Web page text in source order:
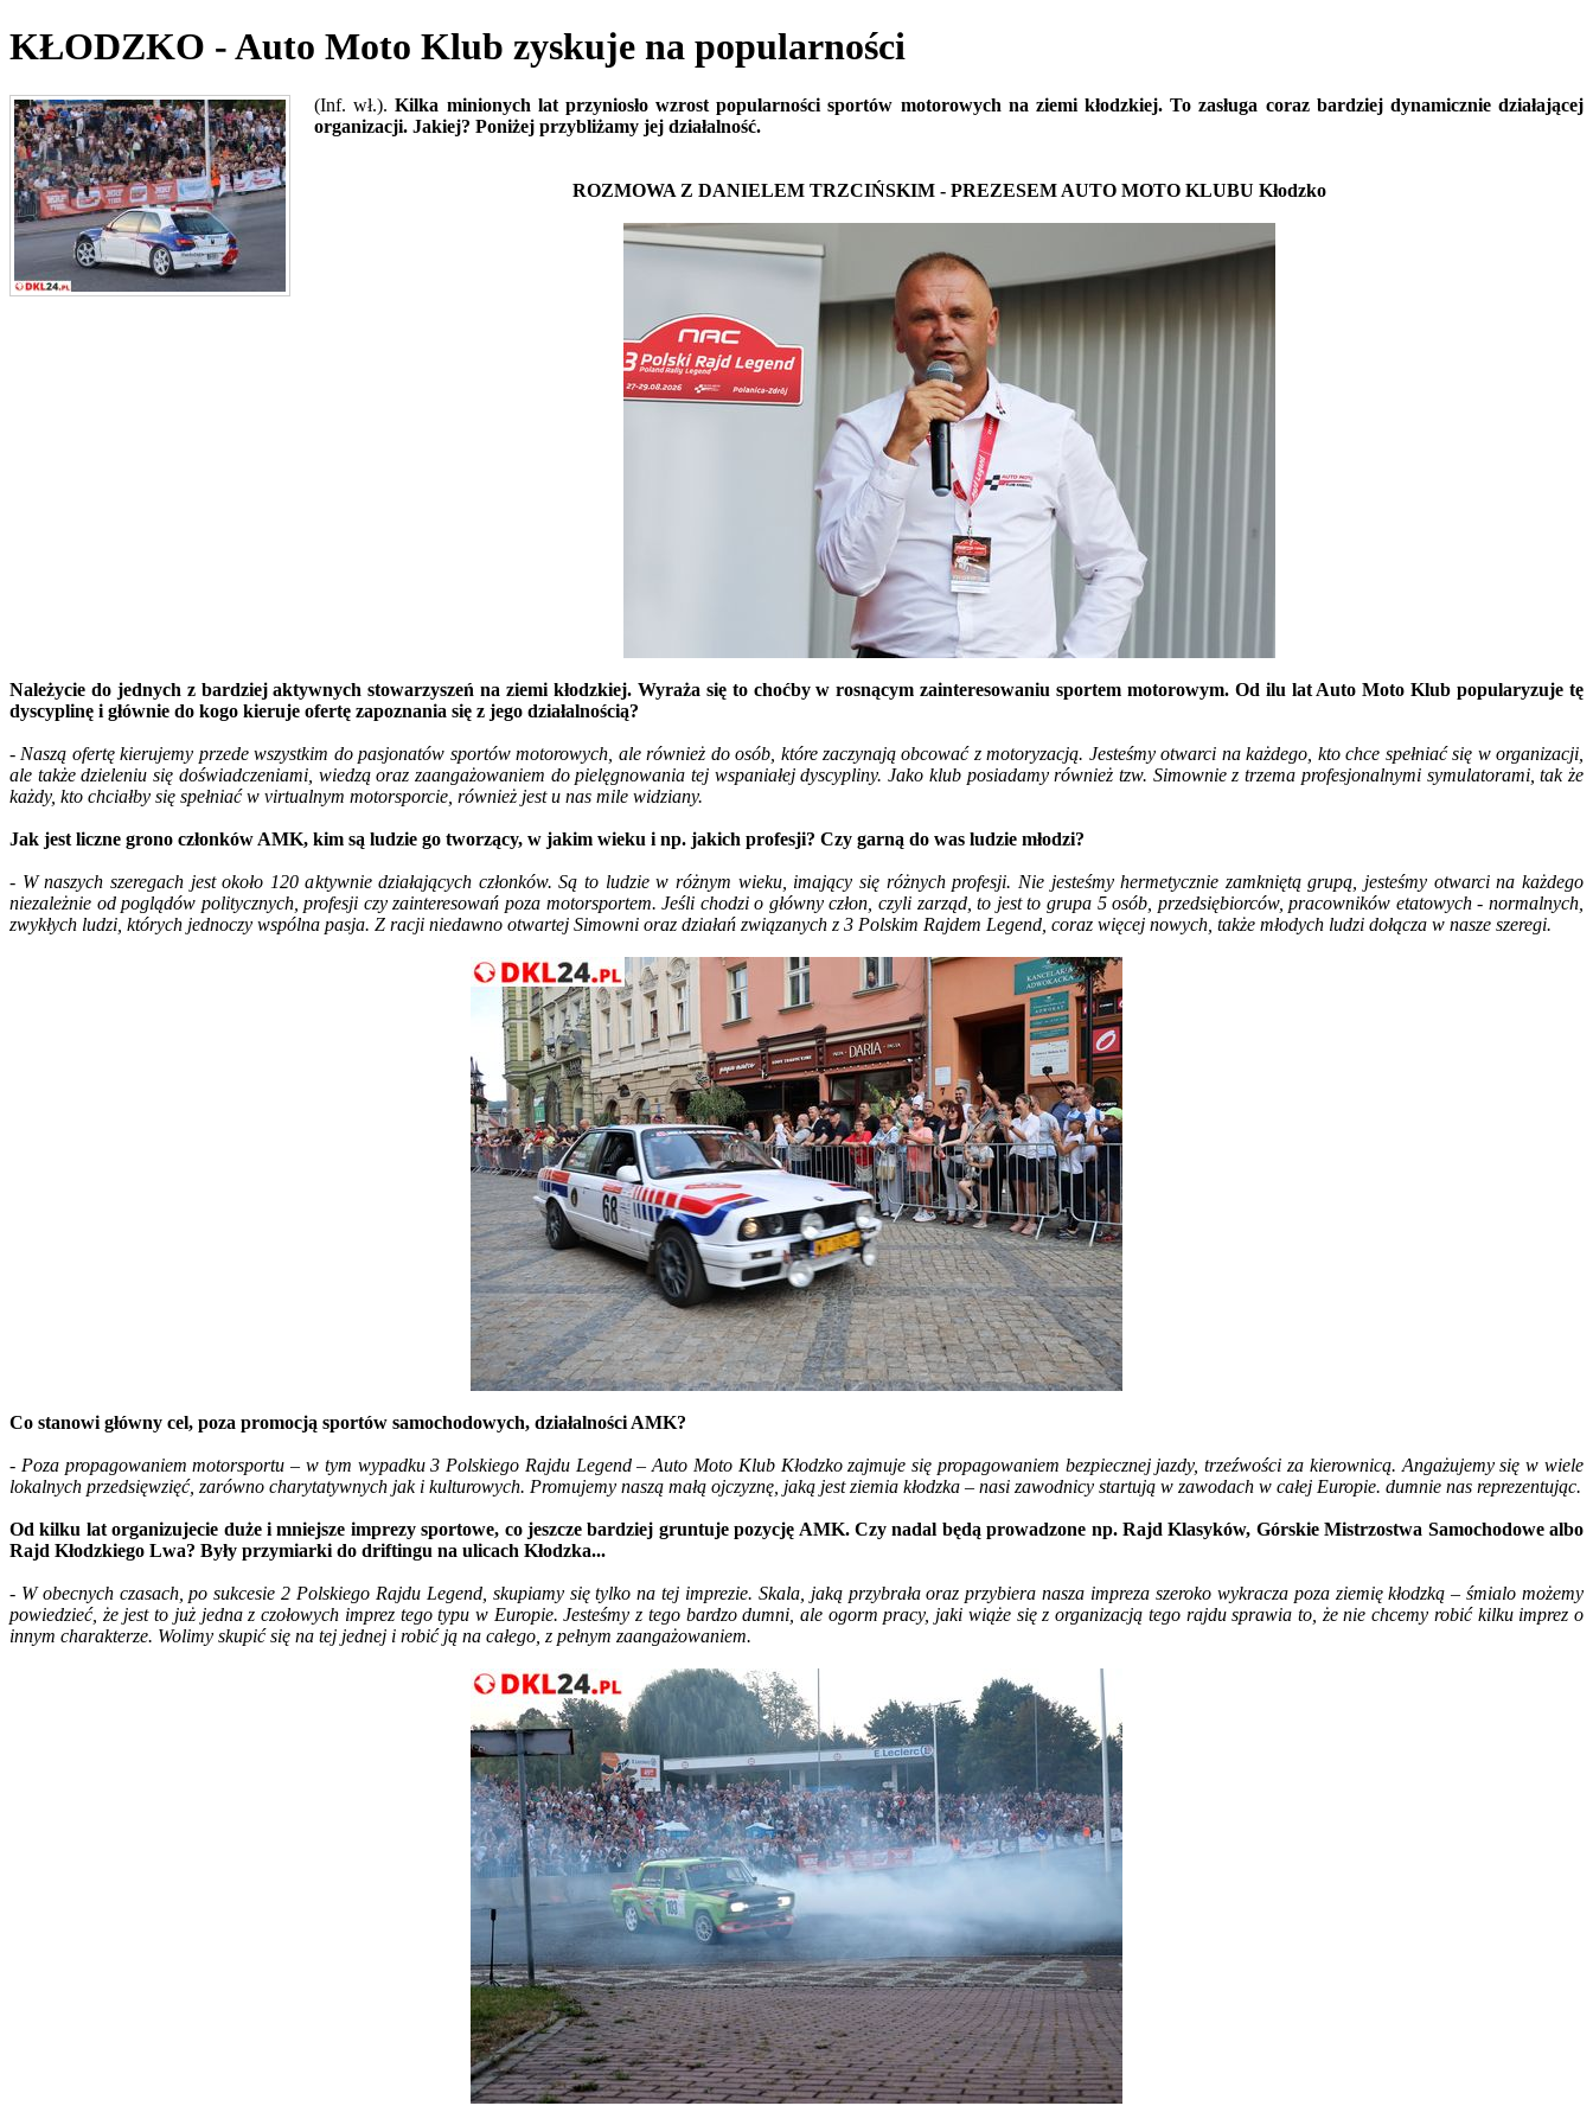
KŁODZKO - Auto Moto Klub zyskuje na popularności
(Inf. wł.). Kilka minionych lat przyniosło wzrost popularności sportów motorowych na ziemi kłodzkiej. To zasługa coraz bardziej dynamicznie działającej
organizacji. Jakiej? Poniżej przybliżamy jej działalność.
ROZMOWA Z DANIELEM TRZCIŃSKIM - PREZESEM AUTO MOTO KLUBU Kłodzko
Należycie do jednych z bardziej aktywnych stowarzyszeń na ziemi kłodzkiej. Wyraża się to choćby w rosnącym zainteresowaniu sportem motorowym. Od ilu lat Auto Moto Klub popularyzuje tę
dyscyplinę i głównie do kogo kieruje ofertę zapoznania się z jego działalnością?
- Naszą ofertę kierujemy przede wszystkim do pasjonatów sportów motorowych, ale również do osób, które zaczynają obcować z motoryzacją. Jesteśmy otwarci na każdego, kto chce spełniać się w organizacji,
ale także dzieleniu się doświadczeniami, wiedzą oraz zaangażowaniem do pielęgnowania tej wspaniałej dyscypliny. Jako klub posiadamy również tzw. Simownie z trzema profesjonalnymi symulatorami, tak że
każdy, kto chciałby się spełniać w virtualnym motorsporcie, również jest u nas mile widziany.
Jak jest liczne grono członków AMK, kim są ludzie go tworzący, w jakim wieku i np. jakich profesji? Czy garną do was ludzie młodzi?
- W naszych szeregach jest około 120 aktywnie działających członków. Są to ludzie w różnym wieku, imający się różnych profesji. Nie jesteśmy hermetycznie zamkniętą grupą, jesteśmy otwarci na każdego
niezależnie od poglądów politycznych, profesji czy zainteresowań poza motorsportem. Jeśli chodzi o główny człon, czyli zarząd, to jest to grupa 5 osób, przedsiębiorców, pracowników etatowych - normalnych,
zwykłych ludzi, których jednoczy wspólna pasja. Z racji niedawno otwartej Simowni oraz działań związanych z 3 Polskim Rajdem Legend, coraz więcej nowych, także młodych ludzi dołącza w nasze szeregi.
Co stanowi główny cel, poza promocją sportów samochodowych, działalności AMK?
- Poza propagowaniem motorsportu – w tym wypadku 3 Polskiego Rajdu Legend – Auto Moto Klub Kłodzko zajmuje się propagowaniem bezpiecznej jazdy, trzeźwości za kierownicą. Angażujemy się w wiele
lokalnych przedsięwzięć, zarówno charytatywnych jak i kulturowych. Promujemy naszą małą ojczyznę, jaką jest ziemia kłodzka – nasi zawodnicy startują w zawodach w całej Europie. dumnie nas reprezentując.
Od kilku lat organizujecie duże i mniejsze imprezy sportowe, co jeszcze bardziej gruntuje pozycję AMK. Czy nadal będą prowadzone np. Rajd Klasyków, Górskie Mistrzostwa Samochodowe albo
Rajd Kłodzkiego Lwa? Były przymiarki do driftingu na ulicach Kłodzka...
- W obecnych czasach, po sukcesie 2 Polskiego Rajdu Legend, skupiamy się tylko na tej imprezie. Skala, jaką przybrała oraz przybiera nasza impreza szeroko wykracza poza ziemię kłodzką – śmialo możemy
powiedzieć, że jest to już jedna z czołowych imprez tego typu w Europie. Jesteśmy z tego bardzo dumni, ale ogorm pracy, jaki wiąże się z organizacją tego rajdu sprawia to, że nie chcemy robić kilku imprez o
innym charakterze. Wolimy skupić się na tej jednej i robić ją na całego, z pełnym zaangażowaniem.